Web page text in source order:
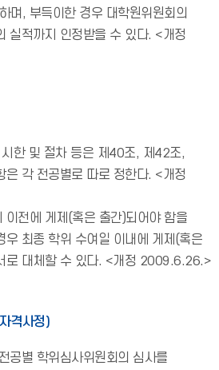
며, 부득이한 경우 대학원위원회의
실적까지 인정받을 수 있다. <개정
한 및 절차 등은 제40조, 제42조,
은 각 전공별로 따로 정한다. <개정
전에 게제(혹은 출간)되어야 함을
우 최종 학위 수여일 이내에 게제(혹은
로 대체할 수 있다. <개정 2009.6.26.>
격사정)
공별 학위심사위원회의 심사를